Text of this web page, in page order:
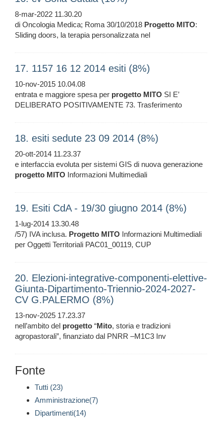
8-mar-2022 11.30.20
di Oncologia Medica; Roma 30/10/2018 Progetto MITO:
Sliding doors, la terapia personalizzata nel
17. 1157 16 12 2014 esiti (8%)
10-nov-2015 10.04.08
entrata e maggiore spesa per progetto MITO SI E’
DELIBERATO POSITIVAMENTE 73. Trasferimento
18. esiti sedute 23 09 2014 (8%)
20-ott-2014 11.23.37
e interfaccia evoluta per sistemi GIS di nuova generazione
progetto MITO Informazioni Multimediali
19. Esiti CdA - 19/30 giugno 2014 (8%)
1-lug-2014 13.30.48
/57) IVA inclusa. Progetto MITO Informazioni Multimediali
per Oggetti Territoriali PAC01_00119, CUP
20. Elezioni-integrative-componenti-elettive-
Giunta-Dipartimento-Triennio-2024-2027-
CV G.PALERMO (8%)
13-nov-2025 17.23.37
nell’ambito del progetto “Mito, storia e tradizioni
agropastorali”, finanziato dal PNRR –M1C3 Inv
Fonte
Tutti (23)
Amministrazione(7)
Dipartimenti(14)